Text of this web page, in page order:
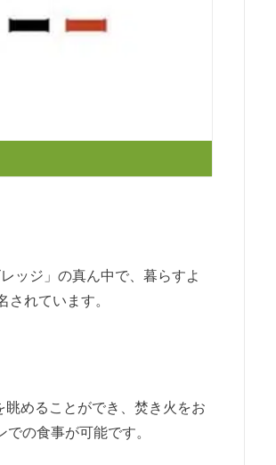
ッジ」の真ん中で、暮らすよ
されています。
めることができ、焚き火をお
の食事が可能です。